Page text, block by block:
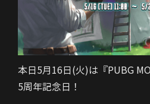
本日5月16日(火)は『PUBG
5周年記念日！